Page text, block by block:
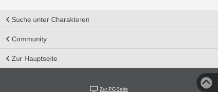
Suche unter Charakteren
Community
Zur Hauptseite
Zur PC-Seite